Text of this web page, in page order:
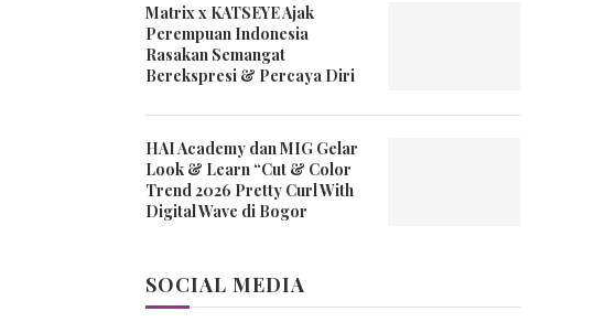
Matrix x KATSEYE Ajak
Perempuan Indonesia
Rasakan Semangat
Berekspresi & Percaya Diri
HAI Academy dan MIG Gelar
Look & Learn “Cut & Color
Trend 2026 Pretty Curl With
Digital Wave di Bogor
SOCIAL MEDIA